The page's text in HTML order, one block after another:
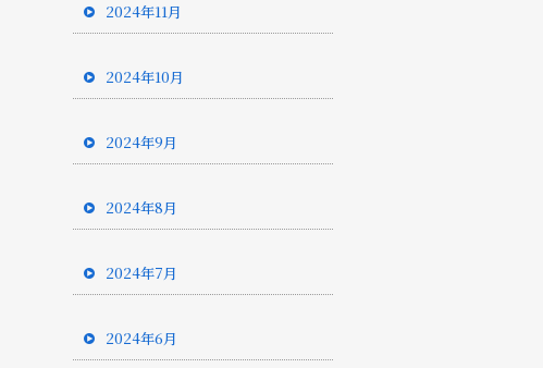
2024年11月
2024年10月
2024年9月
2024年8月
2024年7月
2024年6月